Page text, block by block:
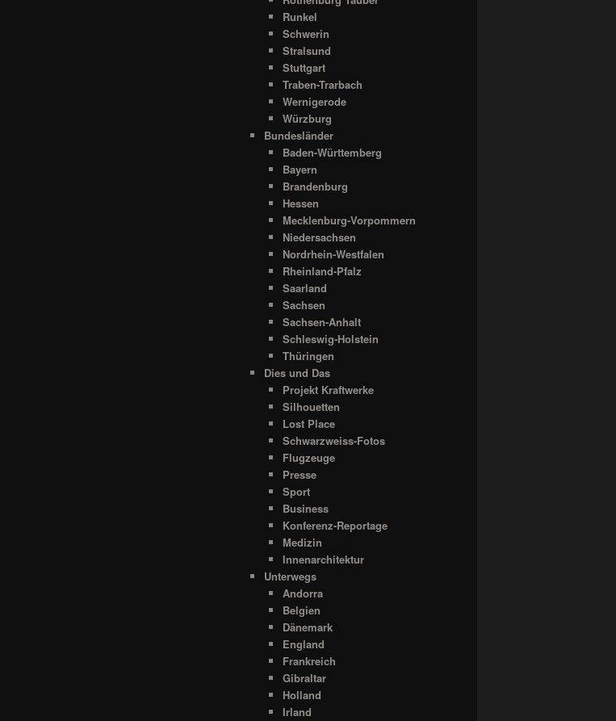
Runkel
Schwerin
Stralsund
Stuttgart
Traben-Trarbach
Wernigerode
Würzburg
Bundesländer
Baden-Württemberg
Bayern
Brandenburg
Hessen
Mecklenburg-Vorpommern
Niedersachsen
Nordrhein-Westfalen
Rheinland-Pfalz
Saarland
Sachsen
Sachsen-Anhalt
Schleswig-Holstein
Thüringen
Dies und Das
Projekt Kraftwerke
Silhouetten
Lost Place
Schwarzweiss-Fotos
Flugzeuge
Presse
Sport
Business
Konferenz-Reportage
Medizin
Innenarchitektur
Unterwegs
Andorra
Belgien
Dänemark
England
Frankreich
Gibraltar
Holland
Irland